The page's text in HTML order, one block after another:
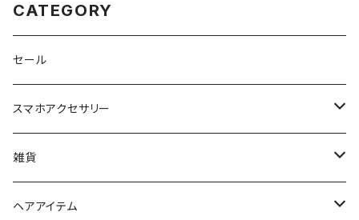
CATEGORY
セール
スマホアクセサリー
iPhoneケース
スマホリング＆グリップ
雑貨
ポーチ
ヘアアイテム